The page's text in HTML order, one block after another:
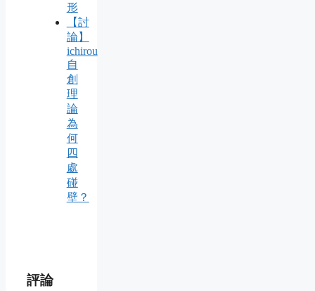
形
【討
論】
ichirou
自
創
理
論
為
何
四
處
碰
壁？
評論